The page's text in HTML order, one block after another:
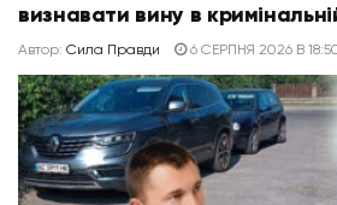
визнавати вину в
Автор: Сила Правди 6 СЕРПНЯ 2026 В